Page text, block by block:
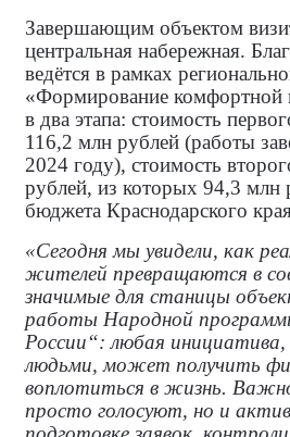
Завершающим объектом
центральная набережная.
ведётся в рамках
«Формирование комфортной
в два этапа: стоимость
116,2 млн рублей (работы
2024 году), стоимость
рублей, из которых 94,3 млн
бюджета Краснодарского
«Сегодня мы увидели, как
жителей превращаются в
значимые для станицы
работы Народной
России“: любая
людьми, может получить
воплотиться в жизнь.
просто голосуют, но и